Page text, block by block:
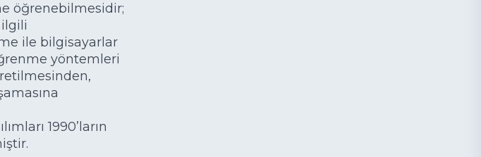
öğrenebilmesidir;
ile bilgisayarlar
yöntemleri
1990’ların